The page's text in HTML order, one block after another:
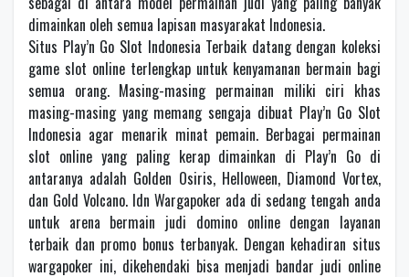
dimainkan oleh semua lapisan masyarakat Indonesia.
Situs Play’n Go Slot Indonesia Terbaik datang dengan koleksi
game slot online terlengkap untuk kenyamanan bermain bagi
semua orang. Masing-masing permainan miliki ciri khas
masing-masing yang memang sengaja dibuat Play’n Go Slot
Indonesia agar menarik minat pemain. Berbagai permainan
slot online yang paling kerap dimainkan di Play’n Go di
antaranya adalah Golden Osiris, Helloween, Diamond Vortex,
dan Gold Volcano. Idn Wargapoker ada di sedang tengah anda
untuk arena bermain judi domino online dengan layanan
terbaik dan promo bonus terbanyak. Dengan kehadiran situs
wargapoker ini, dikehendaki bisa menjadi bandar judi online